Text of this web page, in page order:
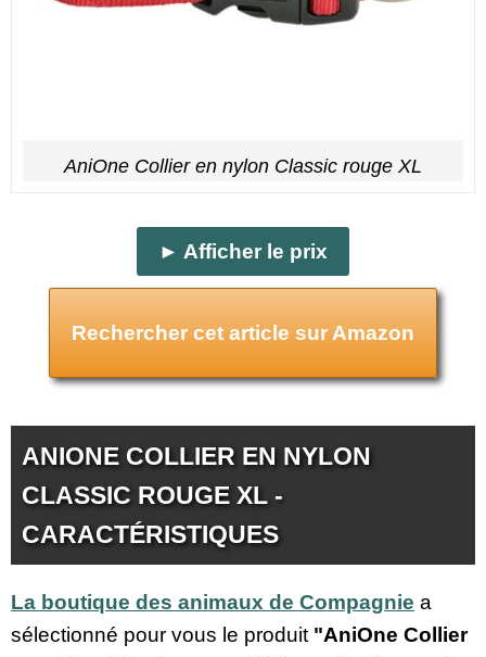
AniOne Collier en nylon Classic rouge XL
► Afficher le prix
Rechercher cet article sur Amazon
ANIONE COLLIER EN NYLON
CLASSIC ROUGE XL -
CARACTÉRISTIQUES
La boutique des animaux de Compagnie a
sélectionné pour vous le produit "AniOne Collier